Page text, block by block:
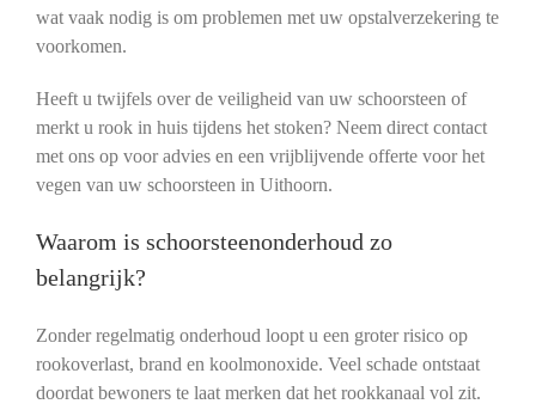
wat vaak nodig is om problemen met uw opstalverzekering te
voorkomen.
Heeft u twijfels over de veiligheid van uw schoorsteen of
merkt u rook in huis tijdens het stoken? Neem direct contact
met ons op voor advies en een vrijblijvende offerte voor het
vegen van uw schoorsteen in Uithoorn.
Waarom is schoorsteenonderhoud zo
belangrijk?
Zonder regelmatig onderhoud loopt u een groter risico op
rookoverlast, brand en koolmonoxide. Veel schade ontstaat
doordat bewoners te laat merken dat het rookkanaal vol zit.